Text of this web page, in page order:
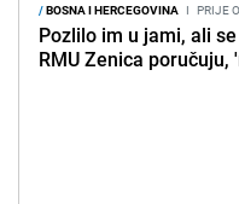
/BOSNA I HERCEGOVINA I PRIJE
Pozlilo im u jami, ali
RMU Zenica